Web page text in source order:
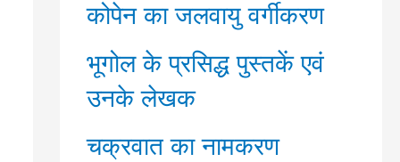
कोपेन का जलवायु वर्गीकरण
भूगोल के प्रसिद्ध पुस्तकें एवं
उनके लेखक
चक्रवात का नामकरण